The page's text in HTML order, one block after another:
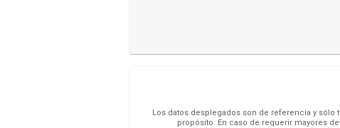
Los datos desplegados son de referencia y
propósito. En caso de requerir mayores